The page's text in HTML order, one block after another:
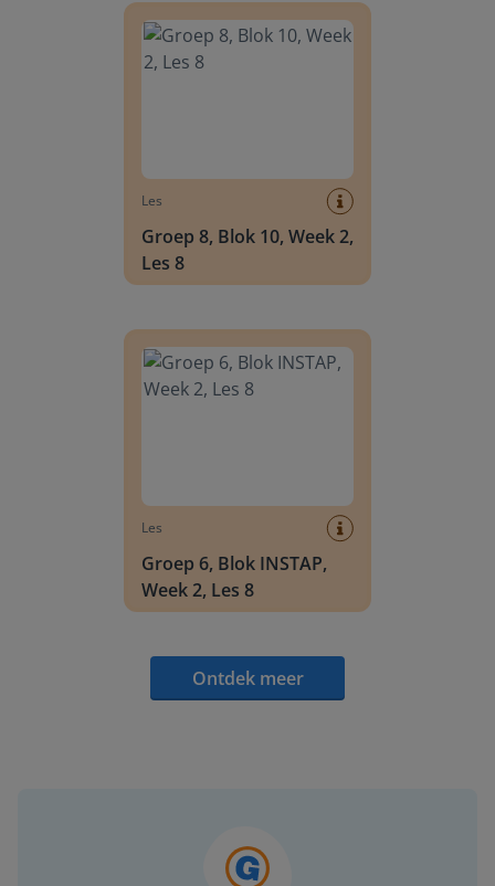
Les
Groep 8, Blok 10, Week 2,
Les 8
Les
Groep 6, Blok INSTAP,
Week 2, Les 8
Ontdek meer